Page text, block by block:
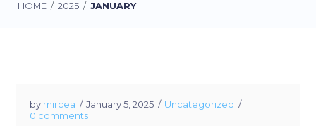
HOME / 2025 / JANUARY
by mircea January 5, 2025
Uncategorized
0 comments